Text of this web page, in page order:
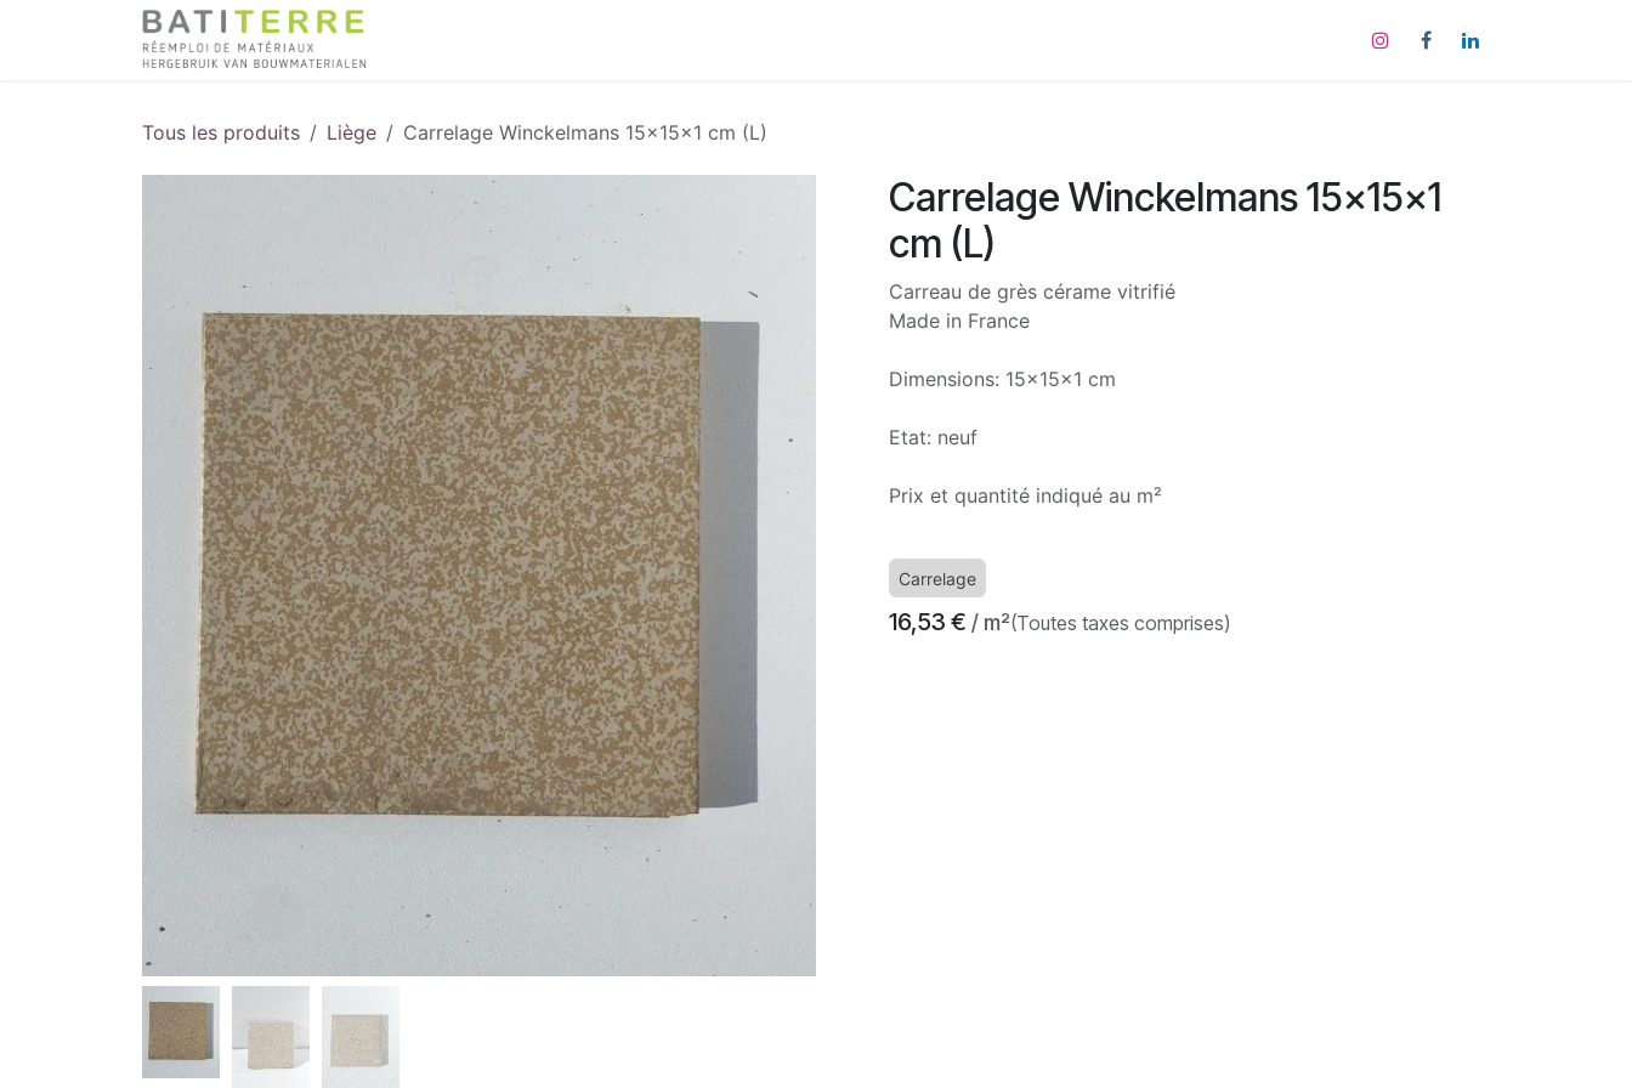
Se rendre au contenu
Tous les produits Liège Carrelage Winckelmans 15x15x1 cm (L)
Carrelage Winckelmans 15x15x1
cm (L)
Carreau de grès cérame vitrifié
Made in France
Dimensions: 15x15x1 cm
Etat: neuf
Prix et quantité indiqué au m²
Carrelage
16,53 € / m²(Toutes taxes comprises)